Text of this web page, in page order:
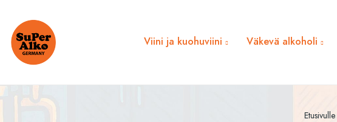
Viini ja kuohuviini Väkevä alkoholi
Etusivulle